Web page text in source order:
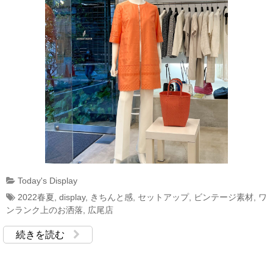
Today's Display
2022春夏 display, きちんと感 セットアップ, ビンテージ素材
ワ
ンランク上のお洒落
広尾店
続きを読む